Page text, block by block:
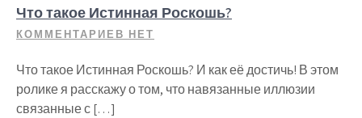
Что такое Истинная Роскошь?
КОММЕНТАРИЕВ НЕТ
Что такое Истинная Роскошь? И как её достичь! В этом
ролике я расскажу о том, что навязанные иллюзии
связанные с […]